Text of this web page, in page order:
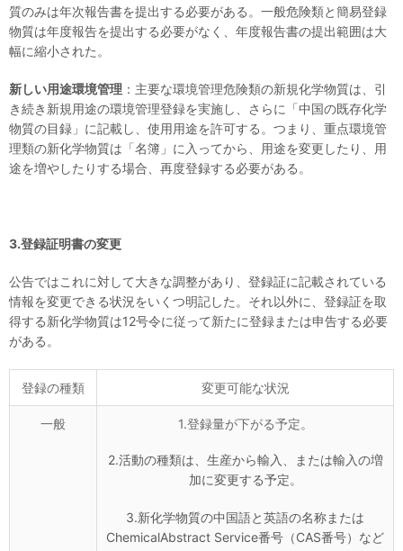
質のみは年次報告書を提出する必要がある。一般危険類と簡易登録
物質は年度報告を提出する必要がなく、年度報告書の提出範囲は大
幅に縮小された。
新しい用途環境管理 ：主要な環境管理危険類の新規化学物質は、引
き続き新規用途の環境管理登録を実施し、さらに「中国の既存化学
物質の目録」に記載し、使用用途を許可する。つまり、重点環境管
理類の新化学物質は「名簿」に入ってから、用途を変更したり、用
途を増やしたりする場合、再度登録する必要がある。
3.登録証明書の変更
公告ではこれに対して大きな調整があり、登録証に記載されている
情報を変更できる状況をいくつ明記した。それ以外に、登録証を取
得する新化学物質は12号令に従って新たに登録または申告する必要
がある。
登録の種類 変更可能な状況
一般 1.登録量が下がる予定。
2.活動の種類は、生産から輸入、または輸入の増
加に変更する予定。
3.新化学物質の中国語と英語の名称または
ChemicalAbstract Service番号（CAS番号）など